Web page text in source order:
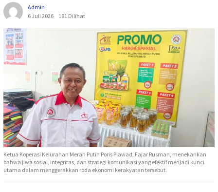
Admin
6 Juli 2026
181 Dilihat
Ketua Koperasi Kelurahan Merah Putih Poris Plawad, Fajar Rusman, menekankan
bahwa jiwa sosial, integritas, dan strategi komunikasi yang efektif menjadi kunci
utama dalam menggerakkan roda ekonomi kerakyatan tersebut.